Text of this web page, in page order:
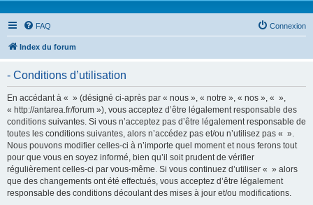
FAQ Connexion
Index du forum
- Conditions d’utilisation
En accédant à « » (désigné ci-après par « nous », « notre », « nos », « »,
« http://antarea.fr/forum »), vous acceptez d’être légalement responsable des
conditions suivantes. Si vous n’acceptez pas d’être légalement responsable de
toutes les conditions suivantes, alors n’accédez pas et/ou n’utilisez pas « ».
Nous pouvons modifier celles-ci à n’importe quel moment et nous ferons tout
pour que vous en soyez informé, bien qu’il soit prudent de vérifier
régulièrement celles-ci par vous-même. Si vous continuez d’utiliser « » alors
que des changements ont été effectués, vous acceptez d’être légalement
responsable des conditions découlant des mises à jour et/ou modifications.